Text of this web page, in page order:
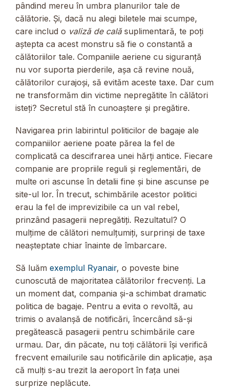
pândind mereu în umbra planurilor tale de
călătorie. Și, dacă nu alegi biletele mai scumpe,
care includ o valiză de calăsuplimentară, te poți
aștepta ca acest monstru să fie o constantă a
călătoriilor tale. Companiile aeriene cu siguranță
nu vor suporta pierderile, așa că revine nouă,
călătorilor curajoși, să evităm aceste taxe. Dar cum
ne transformăm din victime nepregătite în călători
isteți? Secretul stă în cunoaștere și pregătire.
Navigarea prin labirintul politicilor de bagaje ale
companiilor aeriene poate părea la fel de
complicată ca descifrarea unei hărți antice. Fiecare
companie are propriile reguli și reglementări, de
multe ori ascunse în detalii fine și bine ascunse pe
site-ul lor. În trecut, schimbările acestor politici
erau la fel de imprevizibile ca un val rebel,
prinzând pasagerii nepregătiți. Rezultatul? O
mulțime de călători nemulțumiți, surprinși de taxe
neașteptate chiar înainte de îmbarcare.
Să luăm exemplul Ryanair, o poveste bine
cunoscută de majoritatea călătorilor frecvenți. La
un moment dat, compania și-a schimbat dramatic
politica de bagaje. Pentru a evita o revoltă, au
trimis o avalanșă de notificări, încercând să-și
pregătească pasagerii pentru schimbările care
urmau. Dar, din păcate, nu toți călătorii își verifică
frecvent emailurile sau notificările din aplicație, așa
că mulți s-au trezit la aeroport în fața unei
surprize neplăcute.